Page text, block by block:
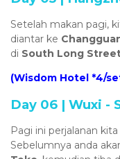
Setelah makan pagi,
diantar ke
di South Long
(Wisdom Hotel *4/
Day 06 | Wuxi -
Pagi ini perjalanan
Sebelumnya anda